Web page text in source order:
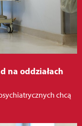
na oddziałach
chcą